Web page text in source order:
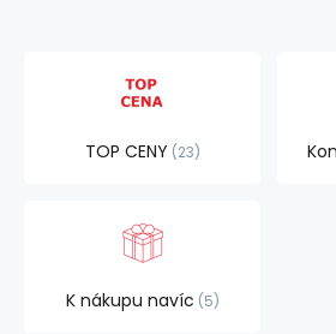
TOP CENY 23
K nákupu navíc 5